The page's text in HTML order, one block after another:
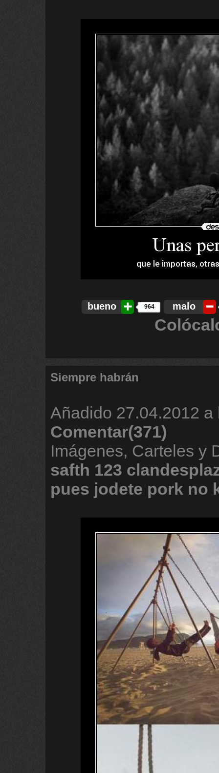
bueno 964 malo
Siempre habrán
Añadido 27.04.2012 a
Comentar(371)
Imágenes, Carteles y
safth 123
pues jodete pork no